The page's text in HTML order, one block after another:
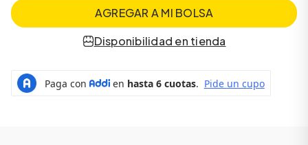
AGREGAR A MI BOLSA
Disponibilidad en tienda